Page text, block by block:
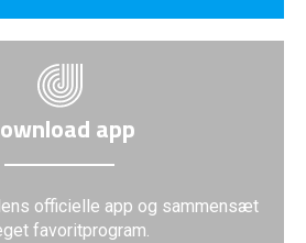
app
officielle app og sammensæt
favoritprogram.